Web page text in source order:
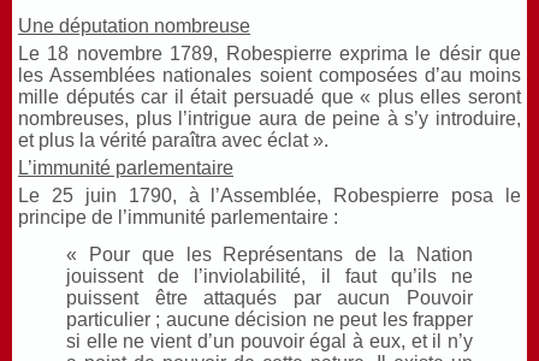
Une députation nombreuse
Le 18 novembre 1789, Robespierre exprima le désir que
les Assemblées nationales soient composées d’au moins
mille députés car il était persuadé que « plus elles seront
nombreuses, plus l’intrigue aura de peine à s’y introduire,
et plus la vérité paraîtra avec éclat ».
L’immunité parlementaire
Le 25 juin 1790, à l’Assemblée, Robespierre posa le
principe de l’immunité parlementaire :
« Pour que les Représentans de la Nation
jouissent de l’inviolabilité, il faut qu’ils ne
puissent être attaqués par aucun Pouvoir
particulier ; aucune décision ne peut les frapper
si elle ne vient d’un pouvoir égal à eux, et il n’y